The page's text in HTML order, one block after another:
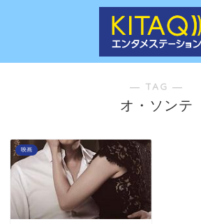
― TAG ―
オ・ソンテ
映画